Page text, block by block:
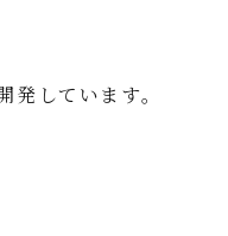
しています。